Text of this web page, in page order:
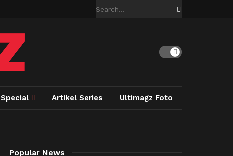
Special Artikel Series Ultimagz Foto
Popular News